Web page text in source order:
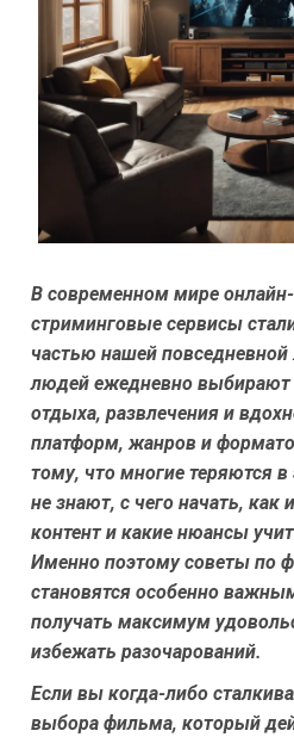
В современном мире
стриминговые сервисы
частью нашей
людей ежедневно
отдыха, развлечения и
платформ, жанров и
тому, что многие теряются
не знают, с чего начать, как
контент и какие нюансы
Именно поэтому советы по
становятся особенно
получать максимум
избежать разочарований.
Если вы когда-либо
выбора фильма, который